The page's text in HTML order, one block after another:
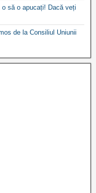
să o apucați! Dacă veți
de la Consiliul Uniunii